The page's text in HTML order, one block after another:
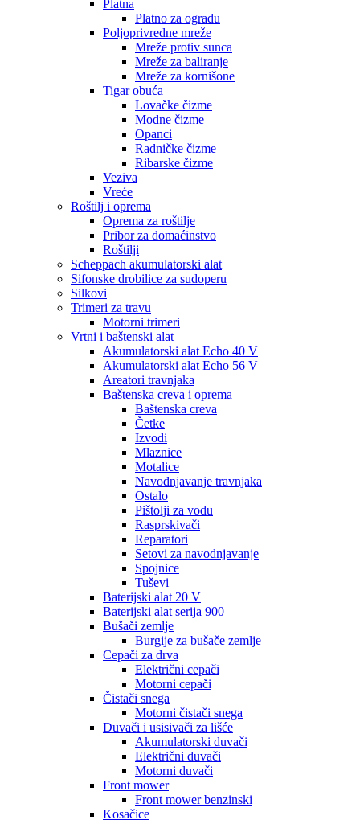
Platna
Platno za ogradu
Poljoprivredne mreže
Mreže protiv sunca
Mreže za baliranje
Mreže za kornišone
Tigar obuća
Lovačke čizme
Modne čizme
Opanci
Radničke čizme
Ribarske čizme
Veziva
Vreće
Roštilj i oprema
Oprema za roštilje
Pribor za domaćinstvo
Roštilji
Scheppach akumulatorski alat
Sifonske drobilice za sudoperu
Silkovi
Trimeri za travu
Motorni trimeri
Vrtni i baštenski alat
Akumulatorski alat Echo 40 V
Akumulatorski alat Echo 56 V
Areatori travnjaka
Baštenska creva i oprema
Baštenska creva
Četke
Izvodi
Mlaznice
Motalice
Navodnjavanje travnjaka
Ostalo
Pištolji za vodu
Rasprskivači
Reparatori
Setovi za navodnjavanje
Spojnice
Tuševi
Baterijski alat 20 V
Baterijski alat serija 900
Bušači zemlje
Burgije za bušače zemlje
Cepači za drva
Električni cepači
Motorni cepači
Čistači snega
Motorni čistači snega
Duvači i usisivači za lišće
Akumulatorski duvači
Električni duvači
Motorni duvači
Front mower
Front mower benzinski
Kosačice